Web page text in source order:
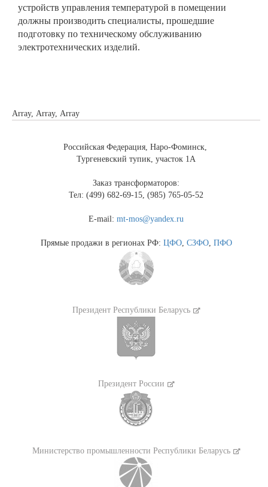
устройств управления температурой в помещении
должны производить специалисты, прошедшие
подготовку по техническому обслуживанию
электротехнических изделий.
Array, Array, Array
Российская Федерация, Наро-Фоминск,
Тургеневский тупик, участок 1А
Заказ трансформаторов:
Тел: (499) 682-69-15, (985) 765-05-52
E-mail:mt-mos@yandex.ru
Прямые продажи в регионах РФ: ЦФО, СЗФО, ПФО
Президент Республики Беларусь
Президент России
Министерство промышленности Республики Беларусь